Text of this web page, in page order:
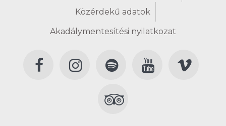
Közérdekű adatok
Akadálymentesítési nyilatkozat